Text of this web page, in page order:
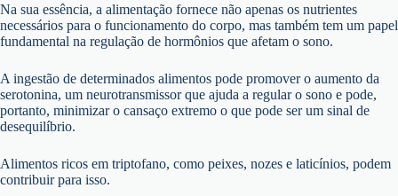
Na sua essência, a alimentação fornece não apenas os nutrientes
necessários para o funcionamento do corpo, mas também tem um papel
fundamental na regulação de hormônios que afetam o sono.
A ingestão de determinados alimentos pode promover o aumento da
serotonina, um neurotransmissor que ajuda a regular o sono e pode,
portanto, minimizar o cansaço extremo o que pode ser um sinal de
desequilíbrio.
Alimentos ricos em triptofano, como peixes, nozes e laticínios, podem
contribuir para isso.